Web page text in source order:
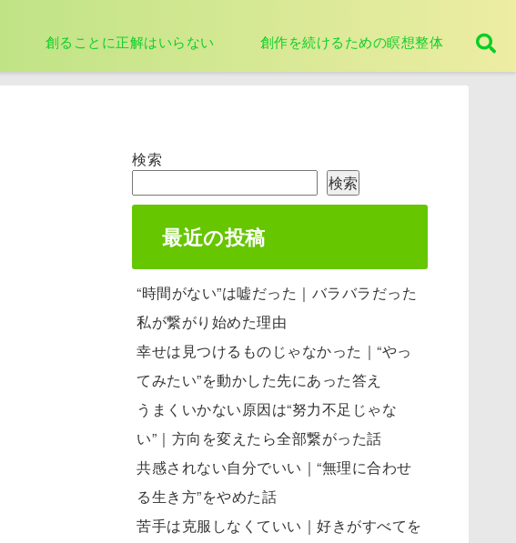
創ることに正解はいらない 創作を続けるための瞑想整体
検索
検索
最近の投稿
“時間がない”は嘘だった｜バラバラだった
私が繋がり始めた理由
幸せは見つけるものじゃなかった｜“やっ
てみたい”を動かした先にあった答え
うまくいかない原因は“努力不足じゃな
い”｜方向を変えたら全部繋がった話
共感されない自分でいい｜“無理に合わせ
る生き方”をやめた話
苦手は克服しなくていい｜好きがすべてを